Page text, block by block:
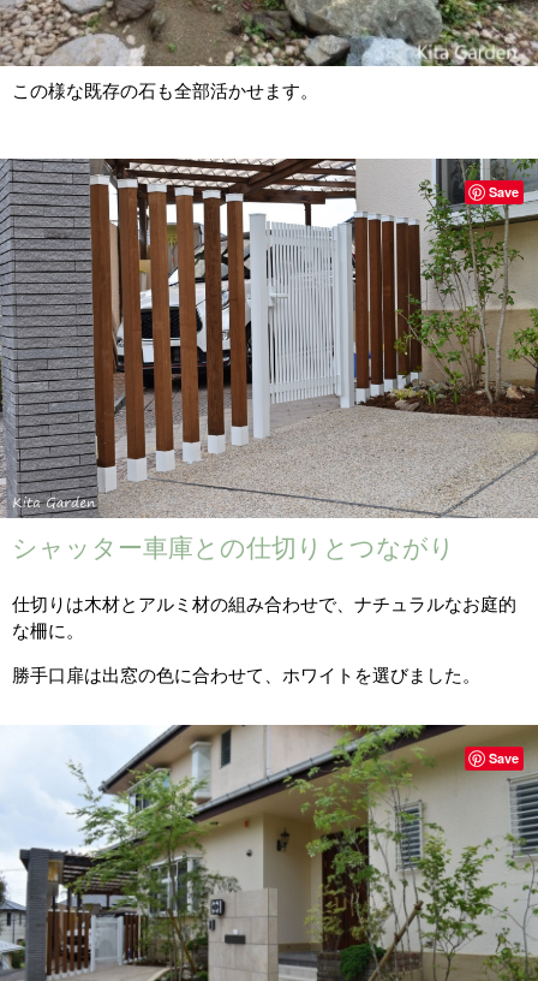
この様な既存の石も全部活かせます。
シャッター車庫との仕切りとつながり
仕切りは木材とアルミ材の組み合わせで、ナチュラルなお庭的
な柵に。
勝手口扉は出窓の色に合わせて、ホワイトを選びました。
Save
Save